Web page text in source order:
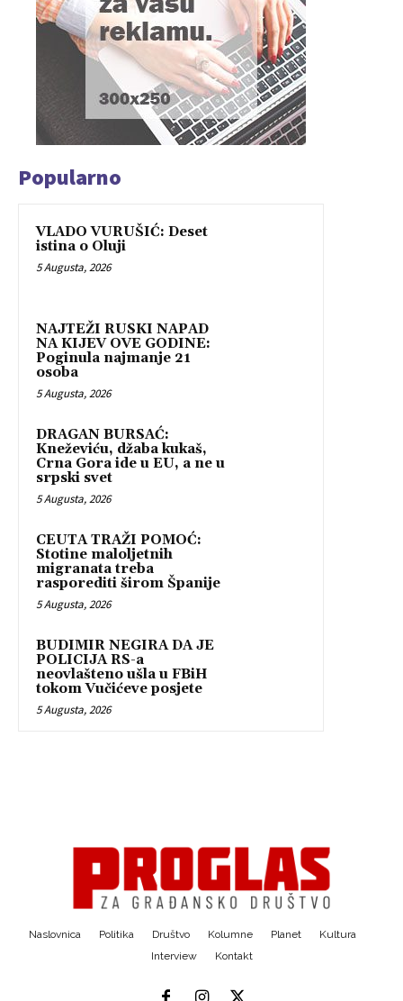
Popularno
VLADO VURUŠIĆ: Deset
istina o Oluji
5 Augusta, 2026
NAJTEŽI RUSKI NAPAD
NA KIJEV OVE GODINE:
Poginula najmanje 21
osoba
5 Augusta, 2026
DRAGAN BURSAĆ:
Kneževiću, džaba kukaš,
Crna Gora ide u EU, a ne u
srpski svet
5 Augusta, 2026
CEUTA TRAŽI POMOĆ:
Stotine maloljetnih
migranata treba
rasporediti širom Španije
5 Augusta, 2026
BUDIMIR NEGIRA DA JE
POLICIJA RS-a
neovlašteno ušla u FBiH
tokom Vučićeve posjete
5 Augusta, 2026
Naslovnica Politika Društvo Kolumne Planet
Kultura
Interview
Kontakt